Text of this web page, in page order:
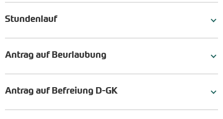
Stundenlauf
Antrag auf Beurlaubung
Antrag auf Befreiung D-GK